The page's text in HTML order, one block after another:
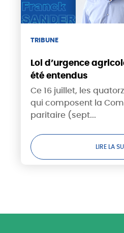
TRIBUNE
Loi d’urgence
été entendus
Ce 16 juillet, les
qui composent la
paritaire (sept...
LIRE LA